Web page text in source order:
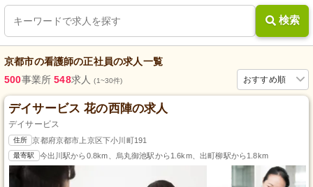
検索
京都市の看護師の正社員の求人一覧
おすすめ順
500事業所 548求人(1~30件)
デイサービス 花の西陣の求人
デイサービス
住所 京都府京都市上京区下小川町191
最寄駅 今出川駅から0.8km、烏丸御池駅から1.6km、出町柳駅から1.8km